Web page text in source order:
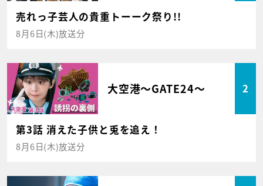
売れっ子芸人の貴重トーーク祭り!!
8月6日(木)放送分
大空港～GATE24～ 2
第3話 消えた子供と兎を追え！
8月6日(木)放送分